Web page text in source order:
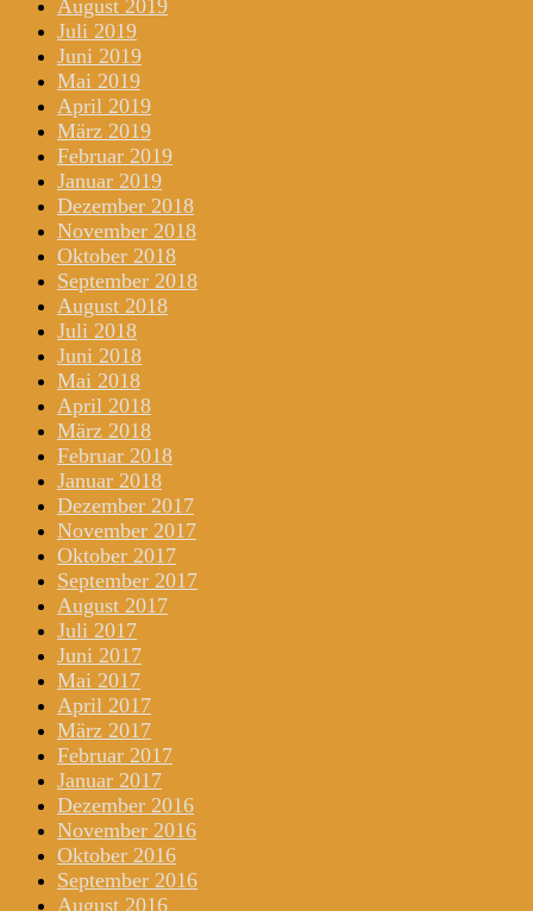
August 2019
Juli 2019
Juni 2019
Mai 2019
April 2019
März 2019
Februar 2019
Januar 2019
Dezember 2018
November 2018
Oktober 2018
September 2018
August 2018
Juli 2018
Juni 2018
Mai 2018
April 2018
März 2018
Februar 2018
Januar 2018
Dezember 2017
November 2017
Oktober 2017
September 2017
August 2017
Juli 2017
Juni 2017
Mai 2017
April 2017
März 2017
Februar 2017
Januar 2017
Dezember 2016
November 2016
Oktober 2016
September 2016
August 2016